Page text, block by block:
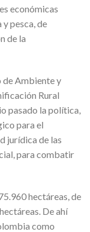
económicas
pesca, de
de la
Ambiente y
Rural
pasado la política,
para el
jurídica de las
para combatir
hectáreas, de
De ahí
como